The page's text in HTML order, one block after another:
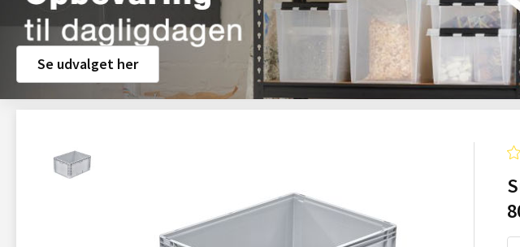
Se udvalget her